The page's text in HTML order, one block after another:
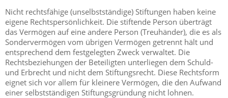
Nicht rechtsfähige (unselbstständige) Stiftungen haben keine
eigene Rechtspersönlichkeit. Die stiftende Person überträgt
das Vermögen auf eine andere Person (Treuhänder), die es als
Sondervermögen vom übrigen Vermögen getrennt hält und
entsprechend dem festgelegten Zweck verwaltet. Die
Rechtsbeziehungen der Beteiligten unterliegen dem Schuld-
und Erbrecht und nicht dem Stiftungsrecht. Diese Rechtsform
eignet sich vor allem für kleinere Vermögen, die den Aufwand
einer selbstständigen Stiftungsgründung nicht lohnen.